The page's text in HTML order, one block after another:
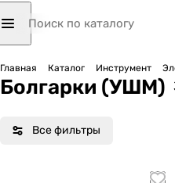
Главная Каталог Инструмент
Болгарки (УШМ)
Все фильтры